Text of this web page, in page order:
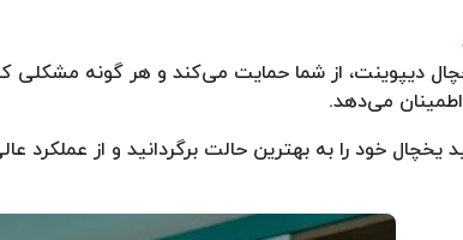
می‌دهد.
یخچال خود را به بهترین حالت برگردانید و از عملکرد